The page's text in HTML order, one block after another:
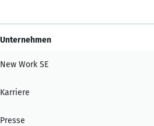
Unternehmen
New Work SE
Karriere
Presse